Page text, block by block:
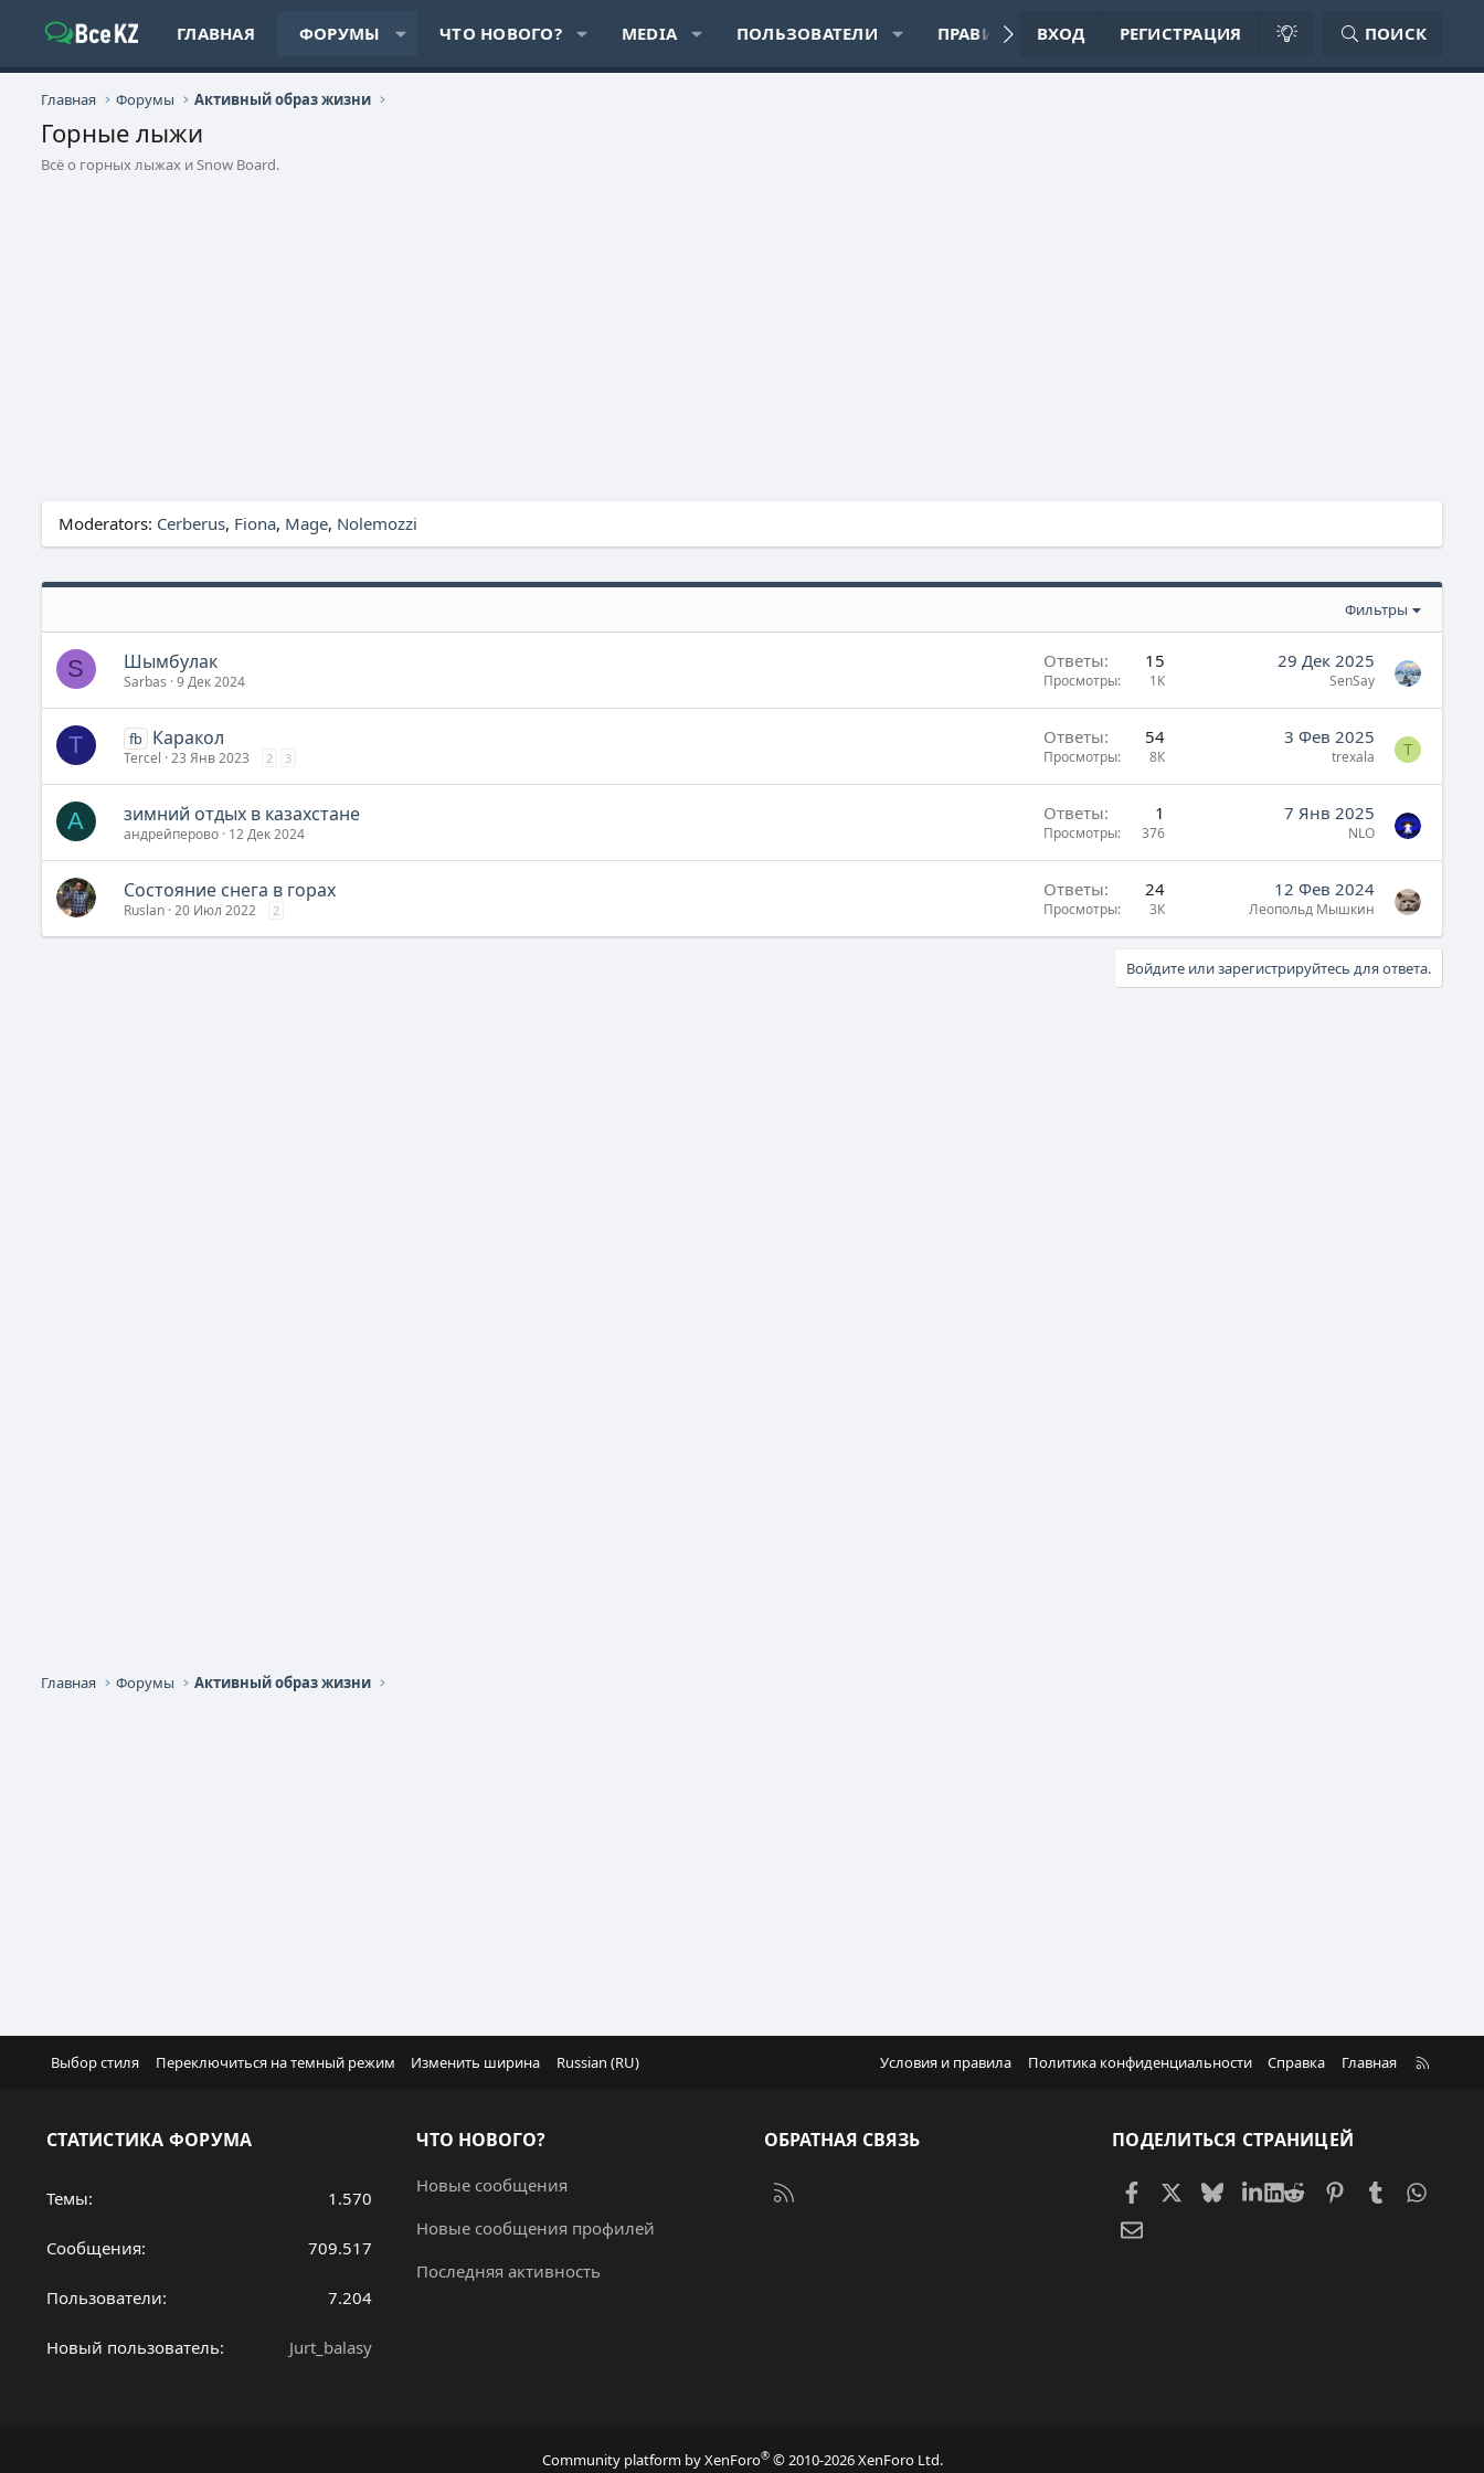
ГЛАВНАЯ ФОРУМЫ ЧТО НОВОГО? MEDIA ПОЛЬЗОВАТЕЛИ ПРАВИЛА ФОРУМА
ВХОД РЕГИСТРАЦИЯ ПОИСК
Главная Форумы Активный образ жизни
Горные лыжи
Всё о горных лыжах и Snow Board.
Moderators: Cerberus Fiona Mage Nolemozzi
Фильтры
S Шымбулак
Sarbas 9 Дек 2024
Ответы 15
Просмотры 1К
29 Дек 2025
SenSay
T fb Каракол
Tercel 23 Янв 2023 2 3
Ответы 54
Просмотры 8К
3 Фев 2025
trexala T
А зимний отдых в казахстане
андрейперово 12 Дек 2024
Ответы 1
Просмотры 376
7 Янв 2025
NLO
Состояние снега в горах
Ruslan 20 Июл 2022 2
Ответы 24
Просмотры 3К
12 Фев 2024
Леопольд Мышкин
Войдите или зарегистрируйтесь для ответа.
Главная Форумы Активный образ жизни
Выбор стиля Переключиться на темный режим Изменить ширина Russian (RU) Условия и правила Политика конфиденциальности Справка Главная
СТАТИСТИКА ФОРУМА
Темы 1.570
Сообщения 709.517
Пользователи 7.204
Новый пользователь Jurt_balasy
ЧТО НОВОГО?
Новые сообщения
Новые сообщения профилей
Последняя активность
ОБРАТНАЯ СВЯЗЬ ПОДЕЛИТЬСЯ СТРАНИЦЕЙ
FacebookX (Twitter)
BlueskyLinkedIn
Reddit PinterestTumblr
Электронная почта
Community platform by XenForo® © 2010-2026 XenForo Ltd.